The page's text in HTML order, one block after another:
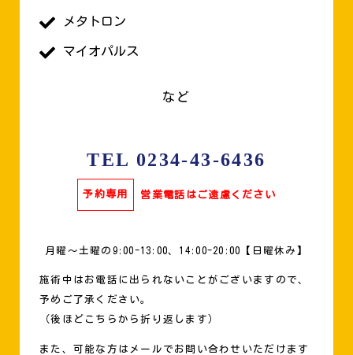
メタトロン
マイオパルス
など
TEL 0234-43-6436
予約専用 営業電話はご遠慮ください
月曜〜土曜の9:00-13:00、14:00-20:00【日曜休み】
施術中はお電話に出られないことがございますので、
予めご了承ください。
（後ほどこちらから折り返します）
また、可能な方はメールでお問い合わせいただけます